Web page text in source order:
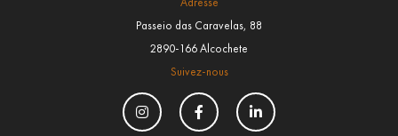
Passeio das Caravelas, 88
2890-166 Alcochete
Suivez-nous